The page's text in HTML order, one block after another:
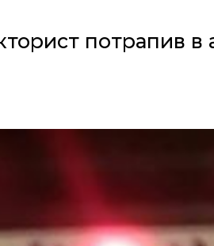
потрапив в